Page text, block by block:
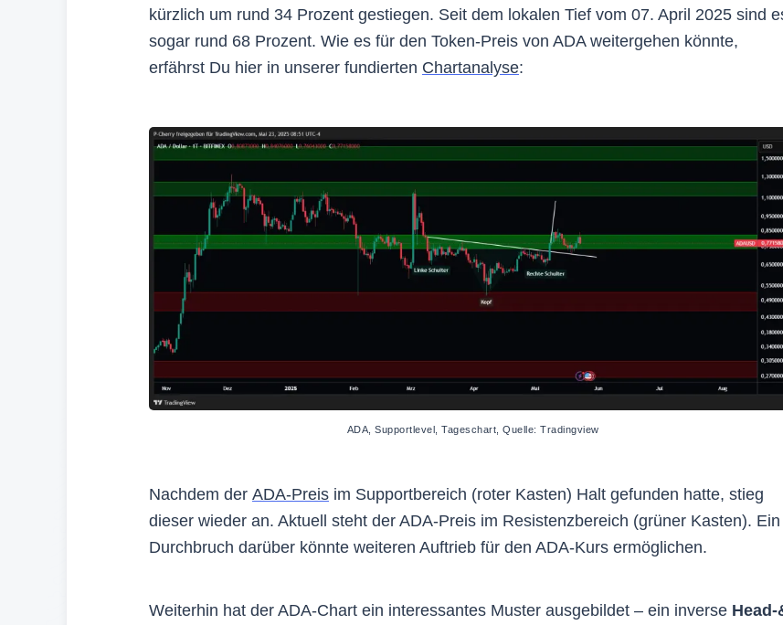
kürzlich um rund 34 Prozent gestiegen. Seit dem lokalen Tief vom 07. April 2025 sind
sogar rund 68 Prozent. Wie es für den Token-Preis von ADA weitergehen könnte,
erfährst Du hier in unserer fundierten Chartanalyse:
ADA, Supportlevel, Tageschart, Quelle: Tradingview
Nachdem der ADA-Preis im Supportbereich (roter Kasten) Halt gefunden hatte, stieg
dieser wieder an. Aktuell steht der ADA-Preis im Resistenzbereich (grüner Kasten). Ein
Durchbruch darüber könnte weiteren Auftrieb für den ADA-Kurs ermöglichen.
Weiterhin hat der ADA-Chart ein interessantes Muster ausgebildet – ein inverse Head-